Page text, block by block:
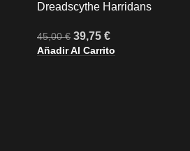
Dreadscythe Harridans
45,00€ 39,75 €
Añadir Al Carrito